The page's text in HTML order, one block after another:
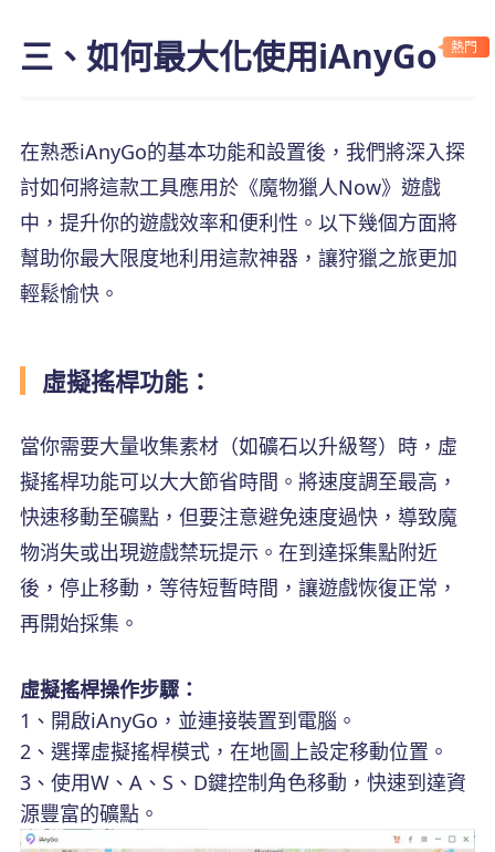
三、如何最大化使用iAnyGo 熱門
在熟悉iAnyGo的基本功能和設置後，我們將深入探
討如何將這款工具應用於《魔物獵人Now》遊戲
中，提升你的遊戲效率和便利性。以下幾個方面將
幫助你最大限度地利用這款神器，讓狩獵之旅更加
輕鬆愉快。
虛擬搖桿功能：
當你需要大量收集素材（如礦石以升級弩）時，虛
擬搖桿功能可以大大節省時間。將速度調至最高，
快速移動至礦點，但要注意避免速度過快，導致魔
物消失或出現遊戲禁玩提示。在到達採集點附近
後，停止移動，等待短暫時間，讓遊戲恢復正常，
再開始採集。
虛擬搖桿操作步驟：
1、開啟iAnyGo，並連接裝置到電腦。
2、選擇虛擬搖桿模式，在地圖上設定移動位置。
3、使用W、A、S、D鍵控制角色移動，快速到達資
源豐富的礦點。